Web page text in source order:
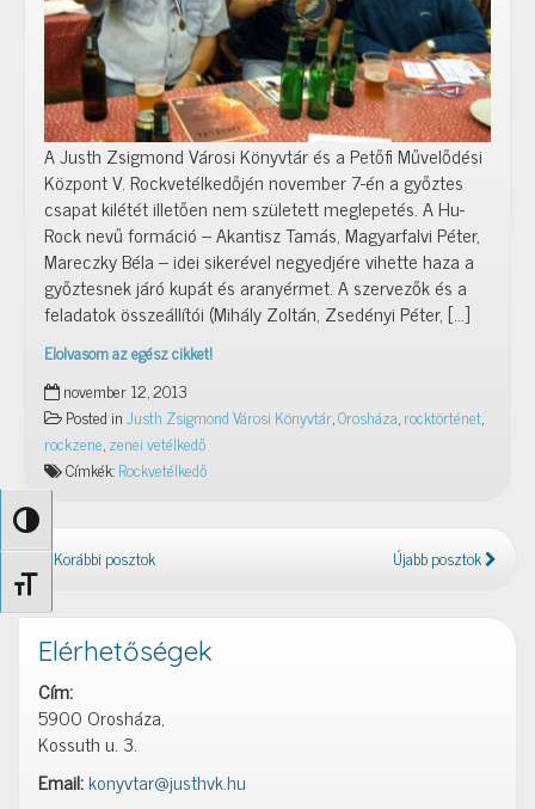
Nagy kontraszt váltása
Betűméret váltása
A Justh Zsigmond Városi Könyvtár és a Petőfi Művelődési
Központ V. Rockvetélkedőjén november 7-én a győztes
csapat kilétét illetően nem született meglepetés. A Hu-
Rock nevű formáció – Akantisz Tamás, Magyarfalvi Péter,
Mareczky Béla – idei sikerével negyedjére vihette haza a
győztesnek járó kupát és aranyérmet. A szervezők és a
feladatok összeállítói (Mihály Zoltán, Zsedényi Péter, […]
Elolvasom az egész cikket!
Ötből
négyszer
november 12, 2013
Posted inJusth Zsigmond Városi Könyvtár,Orosháza,rocktörténet,
rockzene,zenei vetélkedő
Címkék:Rockvetélkedő
Korábbi posztok Újabb posztok
Elérhetőségek
Cím:
5900 Orosháza,
Kossuth u. 3.
Email:konyvtar@justhvk.hu